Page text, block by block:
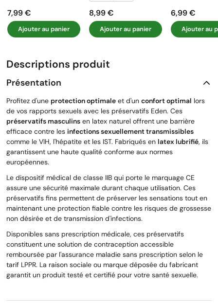
Prix
7,99 €
Ajouter au panier
Prix
8,99 €
Ajouter au panier
Prix
6,99 €
Ajouter au
Descriptions produit
Présentation
Profitez d'une protection optimale et d'un confort optimal lors
de vos rapports sexuels avec les préservatifs Eden. Ces
préservatifs masculins en latex naturel offrent une barrière
efficace contre les infections sexuellement transmissibles
comme le VIH, l'hépatite et les IST. Fabriqués en latex lubrifié, ils
garantissent une haute qualité conforme aux normes
européennes.
Le dispositif médical de classe IIB qui porte le marquage CE
assure une sécurité maximale durant chaque utilisation. Ces
préservatifs fins permettent de préserver les sensations tout en
maintenant une protection fiable contre les risques de grossesse
non désirée et de transmission d'infections.
Disponibles sans prescription médicale, ces préservatifs
constituent une solution de contraception accessible
remboursée par l'assurance maladie sans prescription selon le
tarif LPPR. La raison sociale ou marque déposée du fabricant
garantit un produit testé et certifié pour votre santé sexuelle.